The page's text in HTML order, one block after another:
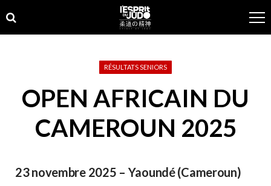
to
navigation
to
content
RÉSULTATS SENIORS
OPEN AFRICAIN DU
CAMEROUN 2025
23 novembre 2025 – Yaoundé (Cameroun)